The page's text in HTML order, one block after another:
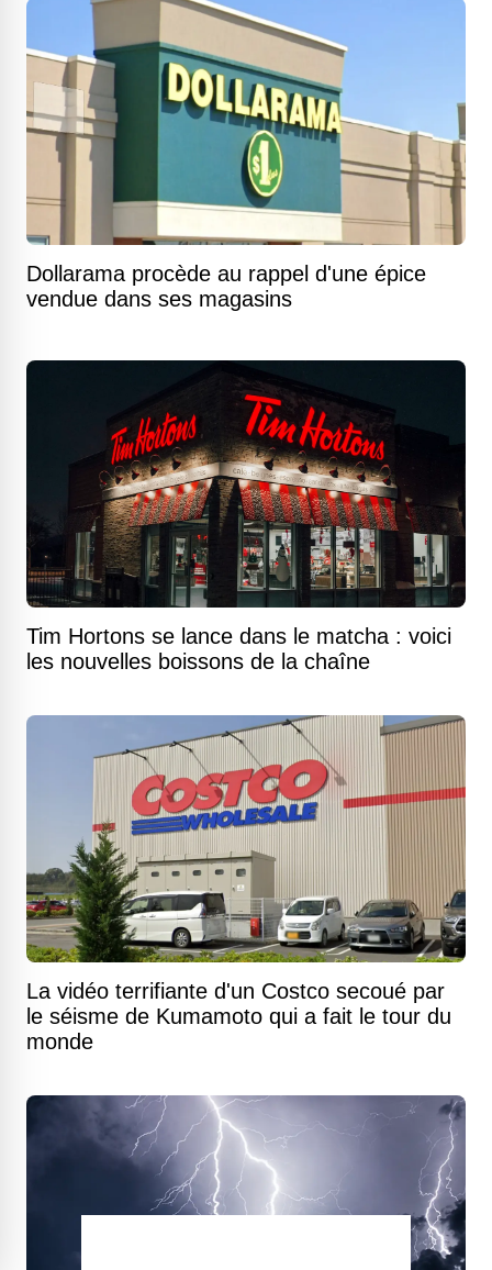
Dollarama procède au rappel d'une épice
vendue dans ses magasins
Tim Hortons se lance dans le matcha : voici
les nouvelles boissons de la chaîne
La vidéo terrifiante d'un Costco secoué par
le séisme de Kumamoto qui a fait le tour du
monde